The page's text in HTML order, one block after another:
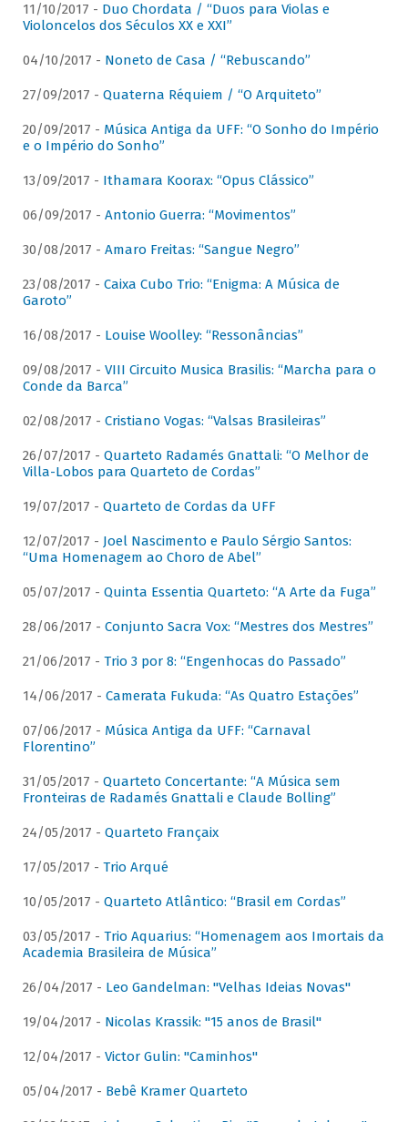
11/10/2017 - Duo Chordata / “Duos para Violas e
Violoncelos dos Séculos XX e XXI”
04/10/2017 - Noneto de Casa / “Rebuscando”
27/09/2017 - Quaterna Réquiem / “O Arquiteto”
20/09/2017 - Música Antiga da UFF: “O Sonho do Império
e o Império do Sonho”
13/09/2017 - Ithamara Koorax: “Opus Clássico”
06/09/2017 - Antonio Guerra: “Movimentos”
30/08/2017 - Amaro Freitas: “Sangue Negro”
23/08/2017 - Caixa Cubo Trio: “Enigma: A Música de
Garoto”
16/08/2017 - Louise Woolley: “Ressonâncias”
09/08/2017 - VIII Circuito Musica Brasilis: “Marcha para o
Conde da Barca”
02/08/2017 - Cristiano Vogas: “Valsas Brasileiras”
26/07/2017 - Quarteto Radamés Gnattali: “O Melhor de
Villa-Lobos para Quarteto de Cordas”
19/07/2017 - Quarteto de Cordas da UFF
12/07/2017 - Joel Nascimento e Paulo Sérgio Santos:
“Uma Homenagem ao Choro de Abel”
05/07/2017 - Quinta Essentia Quarteto: “A Arte da Fuga”
28/06/2017 - Conjunto Sacra Vox: “Mestres dos Mestres”
21/06/2017 - Trio 3 por 8: “Engenhocas do Passado”
14/06/2017 - Camerata Fukuda: “As Quatro Estações”
07/06/2017 - Música Antiga da UFF: “Carnaval
Florentino”
31/05/2017 - Quarteto Concertante: “A Música sem
Fronteiras de Radamés Gnattali e Claude Bolling”
24/05/2017 - Quarteto Françaix
17/05/2017 - Trio Arqué
10/05/2017 - Quarteto Atlântico: “Brasil em Cordas”
03/05/2017 - Trio Aquarius: “Homenagem aos Imortais da
Academia Brasileira de Música”
26/04/2017 - Leo Gandelman: "Velhas Ideias Novas"
19/04/2017 - Nicolas Krassik: "15 anos de Brasil"
12/04/2017 - Victor Gulin: "Caminhos"
05/04/2017 - Bebê Kramer Quarteto